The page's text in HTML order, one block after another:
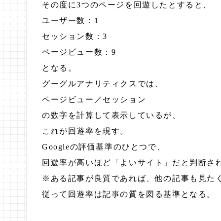
その度に3つのページを回遊したとすると、
ユーザー数：1
セッション数：3
ページビュー数：9
となる。
グーグルアナリティクスでは、
ページビュー／セッション
の数字を計算して表示しているが、
これが回遊率を現す。
Googleの評価基準のひとつで、
回遊率が高いほど「よいサイト」だと判断さ
※ある記事が良質であれば、他の記事も見た
従って回遊率は記事の質を図る基準となる。